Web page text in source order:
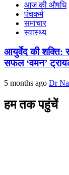
आज की औषधि
पंचकर्म
समाचार
स्वास्थ्य
आयुर्वेद की शक्ति:
सफल ‘वमन’
5 months ago Dr
हम तक पहुंचें